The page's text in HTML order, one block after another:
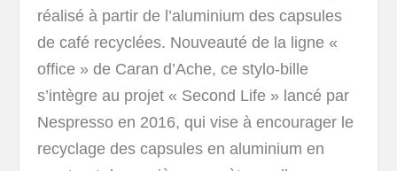
réalisé à partir de l’aluminium des capsules
de café recyclées. Nouveauté de la ligne «
office » de Caran d’Ache, ce stylo-bille
s’intègre au projet « Second Life » lancé par
Nespresso en 2016, qui vise à encourager le
recyclage des capsules en aluminium en